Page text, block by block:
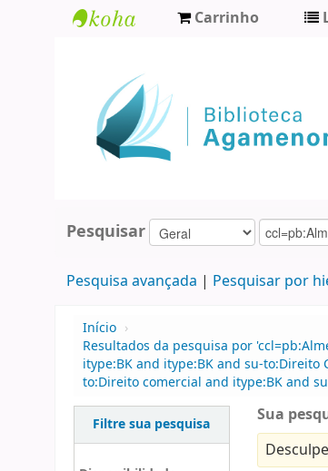
Agamenon
Magalhães
Carrinho
Pesquisar
Pesquisa avançada Pesquisar por
Início ›
Resultados da pesquisa por
itype:BK and itype:BK and su-to:Direito
to:Direito comercial and itype:BK and
Filtre sua pesquisa
Sua